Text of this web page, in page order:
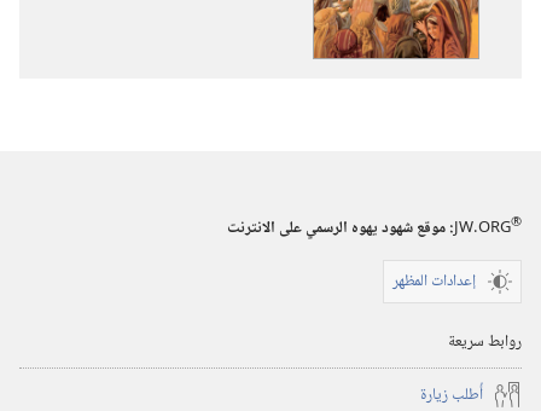
JW.ORG®
:‏ موقع شهود يهوه الرسمي على الانترنت
إعدادات المظهر
روابط سريعة
أُطلب زيارة